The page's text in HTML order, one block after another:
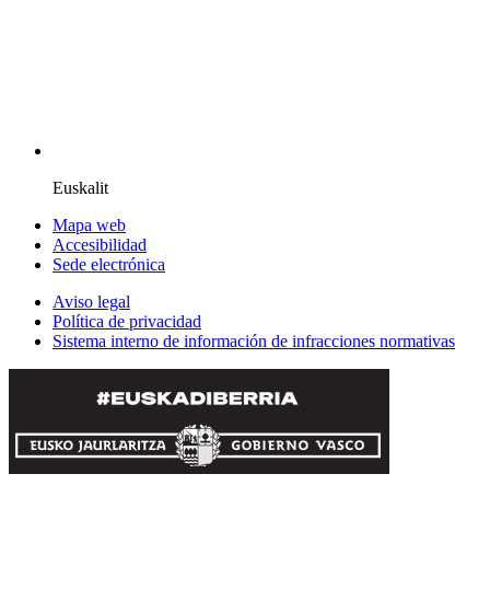
Euskalit
Mapa web
Accesibilidad
Sede electrónica
Aviso legal
Política de privacidad
Sistema interno de información de infracciones normativas